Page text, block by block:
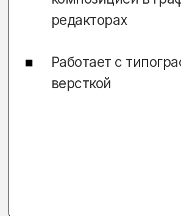
Абитуриента ждет тестирование,
а также необходимо проявить навыки
рисования в сфере промышленного
ВСТУПИТЕЛЬНЫЕ
ИСПЫТАНИЯ